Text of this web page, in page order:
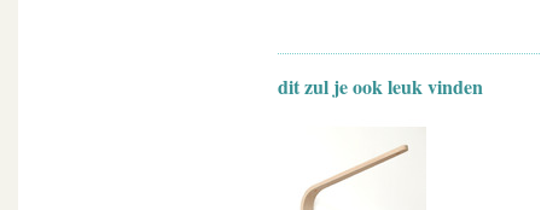
dit zul je ook leuk vinden